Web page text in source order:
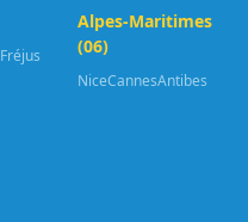
Fréjus
Alpes-Maritimes
(06)
NiceCannesAntibes